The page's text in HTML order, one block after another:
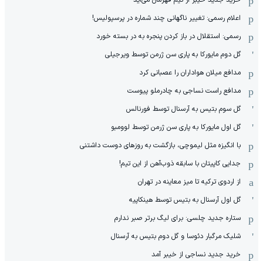
اعلام رسمی: تغییر ناگهانی چند شماره در پرسپولیس!
رسمی: استقلال در باز کردن پنجره به در بسته خورد
گل دوم مایورکا به پاری سن ژرمن توسط ویرجیلی
مدافع میلان هواداران را عصبانی کرد
مدافع راست نساجی به چادرملو پیوست
گل سوم بتیس به آرسنال توسط فورنالس
گل اول مایورکا به پاری سن ژرمن توسط لوومبو
با انگیزه مثل لیموچی، بازگشت به روزهای دوست داشتنی
جدایی کاپیتان با سابقه ذوب‌آهن از این تیم!
از اردوی ترکیه تا میز معاینه در تهران
گل اول آرسنال به بتیس توسط هینکاپیه
ستاره جدید چلسی: برای لیگ برتر صبر ندارم
شلیک مرگبار دئوسا و گل دوم بتیس به آرسنال
خرید جدید نساجی از خیبر آمد